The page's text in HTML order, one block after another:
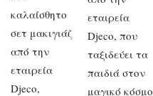
καλαίσθητο
σετ μακιγιάζ
από την
εταιρεία
Djeco,
εταιρεία
Djeco, που
ταξιδεύει τα
παιδιά στον
μαγικό κόσμο